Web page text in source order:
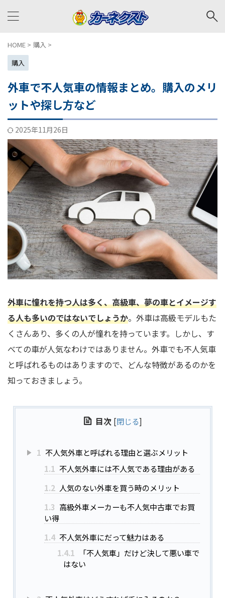
HOME > 購入 >
購入
外車で不人気車の情報まとめ。購入のメリ
ットや探し方など
2025年11月26日
外車に憧れを持つ人は多く、高級車、夢の車とイメージす
る人も多いのではないでしょうか。外車は高級モデルもた
くさんあり、多くの人が憧れを持っています。しかし、す
べての車が人気なわけではありません。外車でも不人気車
と呼ばれるものはありますので、どんな特徴があるのかを
知っておきましょう。
目次 [閉じる]
1 不人気外車と呼ばれる理由と選ぶメリット
1.1 不人気外車には不人気である理由がある
1.2 人気のない外車を買う時のメリット
1.3 高級外車メーカーも不人気中古車でお買
い得
1.4 不人気外車にだって魅力はある
1.4.1
「不人気車」だけど決して悪い車で
はない